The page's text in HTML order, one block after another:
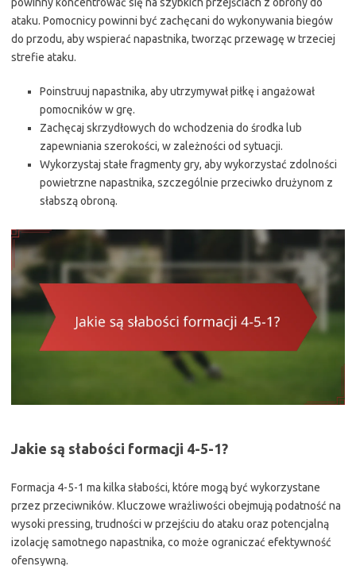
ataku. Pomocnicy powinni być zachęcani do wykonywania biegów
do przodu, aby wspierać napastnika, tworząc przewagę w trzeciej
strefie ataku.
Poinstruuj napastnika, aby utrzymywał piłkę i angażował
pomocników w grę.
Zachęcaj skrzydłowych do wchodzenia do środka lub
zapewniania szerokości, w zależności od sytuacji.
Wykorzystaj stałe fragmenty gry, aby wykorzystać zdolności
powietrzne napastnika, szczególnie przeciwko drużynom z
słabszą obroną.
Jakie są słabości formacji 4-5-1?
Formacja 4-5-1 ma kilka słabości, które mogą być wykorzystane
przez przeciwników. Kluczowe wrażliwości obejmują podatność na
wysoki pressing, trudności w przejściu do ataku oraz potencjalną
izolację samotnego napastnika, co może ograniczać efektywność
ofensywną.